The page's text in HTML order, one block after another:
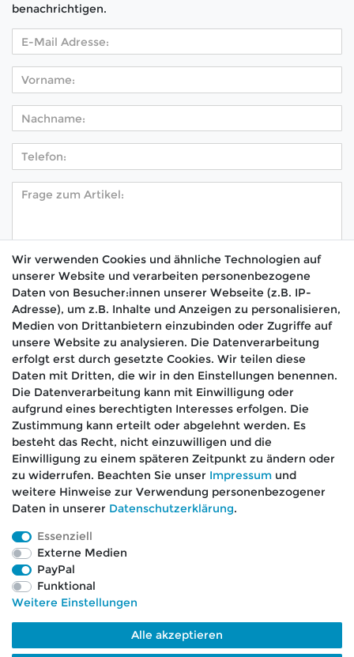
benachrichtigen.
Hiermit bestätige ich, dass ich dieDaten­schutz­
erklärung gelesen habe. *
Absenden
🚚 Schneller Versand
📦 Kostenloser Versand ab 75 €
📞 Kostenlose Beratung per Telefon &
WhatsApp
Impressum
Barrierefreiheitserklärung
Wir verwenden Cookies und ähnliche Technologien auf
unserer Website und verarbeiten personenbezogene
Daten von Besucher:innen unserer Webseite (z.B. IP-
Adresse), um z.B. Inhalte und Anzeigen zu personalisieren,
Medien von Drittanbietern einzubinden oder Zugriffe auf
unsere Website zu analysieren. Die Datenverarbeitung
erfolgt erst durch gesetzte Cookies. Wir teilen diese
Daten mit Dritten, die wir in den Einstellungen benennen.
Die Datenverarbeitung kann mit Einwilligung oder
aufgrund eines berechtigten Interesses erfolgen. Die
Zustimmung kann erteilt oder abgelehnt werden. Es
besteht das Recht, nicht einzuwilligen und die
Einwilligung zu einem späteren Zeitpunkt zu ändern oder
zu widerrufen. Beachten Sie unser Impressum und
weitere Hinweise zur Verwendung personenbezogener
Daten in unserer Daten­schutz­erklärung.
Essenziell
Externe Medien
PayPal
Funktional
Weitere Einstellungen
Alle akzeptieren